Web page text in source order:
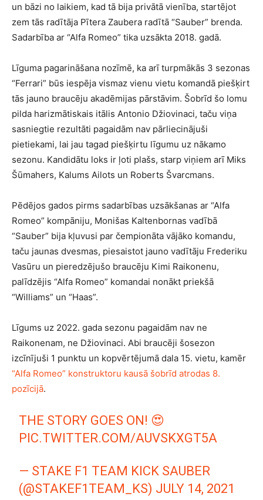
un bāzi no laikiem, kad tā bija privātā vienība, startējot
zem tās radītāja Pītera Zaubera radītā “Sauber” brenda.
Sadarbība ar “Alfa Romeo” tika uzsākta 2018. gadā.
Līguma pagarināšana nozīmē, ka arī turpmākās 3 sezonas
“Ferrari” būs iespēja vismaz vienu vietu komandā piešķirt
tās jauno braucēju akadēmijas pārstāvim. Šobrīd šo lomu
pilda harizmātiskais itālis Antonio Džiovinaci, taču viņa
sasniegtie rezultāti pagaidām nav pārliecinājuši
pietiekami, lai jau tagad piešķirtu līgumu uz nākamo
sezonu. Kandidātu loks ir ļoti plašs, starp viņiem arī Miks
Šūmahers, Kalums Ailots un Roberts Švarcmans.
Pēdējos gados pirms sadarbības uzsākšanas ar “Alfa
Romeo” kompāniju, Monišas Kaltenbornas vadībā
“Sauber” bija kļuvusi par čempionāta vājāko komandu,
taču jaunas dvesmas, piesaistot jauno vadītāju Frederiku
Vasūru un pieredzējušo braucēju Kimi Raikonenu,
palīdzējis “Alfa Romeo” komandai nonākt priekšā
“Williams” un “Haas”.
Līgums uz 2022. gada sezonu pagaidām nav ne
Raikonenam, ne Džiovinaci. Abi braucēji šosezon
izcīnījuši 1 punktu un kopvērtējumā dala 15. vietu, kamēr
“Alfa Romeo” konstruktoru kausā šobrīd atrodas 8.
pozīcijā.
THE STORY GOES ON! 😍
PIC.TWITTER.COM/AUVSKXGT5A
— STAKE F1 TEAM KICK SAUBER
(@STAKEF1TEAM_KS) JULY 14, 2021